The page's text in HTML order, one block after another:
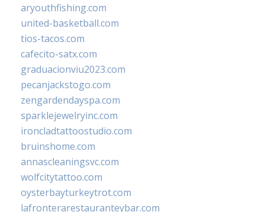
aryouthfishing.com
united-basketball.com
tios-tacos.com
cafecito-satx.com
graduacionviu2023.com
pecanjackstogo.com
zengardendayspa.com
sparklejewelryinc.com
ironcladtattoostudio.com
bruinshome.com
annascleaningsvc.com
wolfcitytattoo.com
oysterbayturkeytrot.com
lafronterarestauranteybar.com